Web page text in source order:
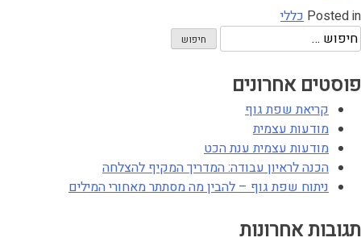
Posted in כללי
פוסטים אחרונים
קריאת שפת גוף
מודעות עצמית
מודעות עצמית ענת הכט
הכנה לראיון עבודה: המדריך המקיף להצלחה
ניתוח שפת גוף – להבין מה מסתתר מאחורי המילים
תגובות אחרונות